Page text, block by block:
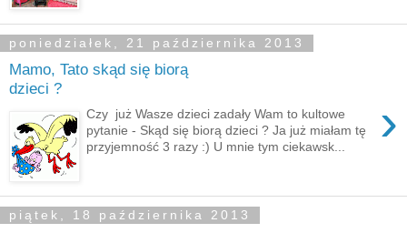
poniedziałek, 21 października 2013
Mamo, Tato skąd się biorą
dzieci ?
›
Czy już Wasze dzieci zadały Wam to kultowe
pytanie - Skąd się biorą dzieci ? Ja już miałam tę
przyjemność 3 razy :) U mnie tym ciekawsk...
piątek, 18 października 2013